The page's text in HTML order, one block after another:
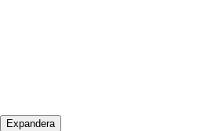
Expandera